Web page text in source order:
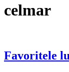
celmar
Favoritele